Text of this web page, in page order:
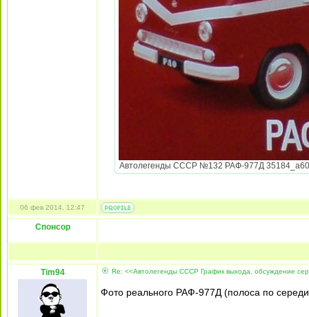
Автолегенды СССР №132 РАФ-977Д
06 фев 2014, 12:47
Спонсор
Tim94 Re: <<Автолегенды СССР График выхода, обсуждение
Фото реального РАФ-977Д (полоса по